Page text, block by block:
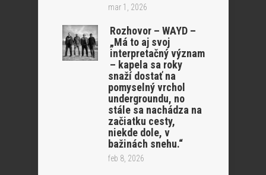
mar 1, 2026
Rozhovor – WAYD –
„Má to aj svoj
interpretačný význam
– kapela sa roky
snaží dostať na
pomyselný vrchol
undergroundu, no
stále sa nachádza na
začiatku cesty,
niekde dole, v
bažinách snehu.“
feb 8, 2026